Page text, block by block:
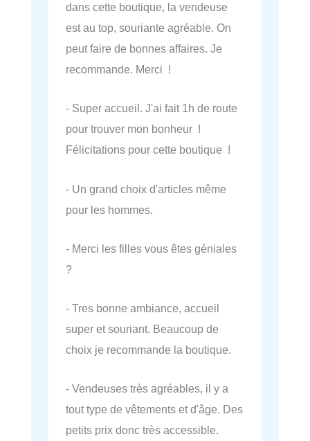
dans cette boutique, la vendeuse
est au top, souriante agréable. On
peut faire de bonnes affaires. Je
recommande. Merci !
- Super accueil. J'ai fait 1h de route
pour trouver mon bonheur !
Félicitations pour cette boutique !
- Un grand choix d'articles même
pour les hommes.
- Merci les filles vous êtes géniales
?
- Tres bonne ambiance, accueil
super et souriant. Beaucoup de
choix je recommande la boutique.
- Vendeuses très agréables, il y a
tout type de vêtements et d'âge. Des
petits prix donc très accessible.